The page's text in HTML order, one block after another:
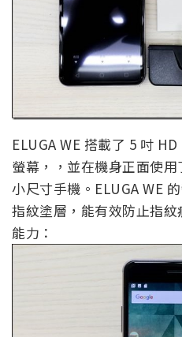
ELUGA WE 搭載了 5 吋
螢幕，，並在機身正面使
小尺寸手機。ELUGA WE
指紋塗層，能有效防止指
能力：